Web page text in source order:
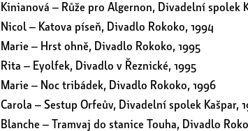
Kinianová – Růže pro Algernon, Divadelní spolek
Nicol – Katova píseň, Divadlo Rokoko, 1994
Marie – Hrst ohně, Divadlo Rokoko, 1995
Rita – Eyolfek, Divadlo v Řeznické, 1995
Marie – Noc tribádek, Divadlo Rokoko, 1996
Carola – Sestup Orfeův, Divadelní spolek Kašpar,
Blanche – Tramvaj do stanice Touha, Divadlo